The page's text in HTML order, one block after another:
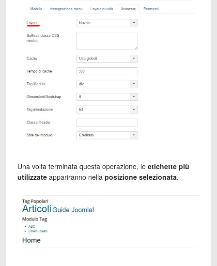
Una volta terminata questa operazione, le etichette più
utilizzateappariranno nella posizione selezionata.